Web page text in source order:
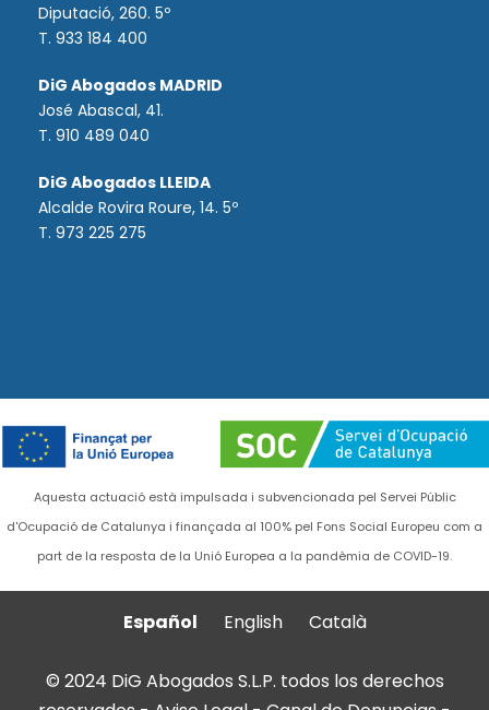
Diputació, 260. 5º
T. 933 184 400
DiG Abogados MADRID
José Abascal, 41.
T. 910 489 040
DiG Abogados LLEIDA
Alcalde Rovira Roure, 14. 5º
T. 973 225 275
Aquesta actuació està impulsada i subvencionada pel Servei Públic
d'Ocupació de Catalunya i finançada al 100% pel Fons Social Europeu com a
part de la resposta de la Unió Europea a la pandèmia de COVID-19.
Español English Català
© 2024 DiG Abogados S.L.P. todos los derechos